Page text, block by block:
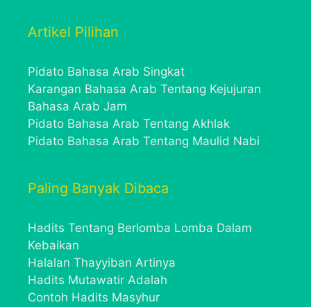
Artikel Pilihan
Pidato Bahasa Arab Singkat
Karangan Bahasa Arab Tentang Kejujuran
Bahasa Arab Jam
Pidato Bahasa Arab Tentang Akhlak
Pidato Bahasa Arab Tentang Maulid Nabi
Paling Banyak Dibaca
Hadits Tentang Berlomba Lomba Dalam
Kebaikan
Halalan Thayyiban Artinya
Hadits Mutawatir Adalah
Contoh Hadits Masyhur